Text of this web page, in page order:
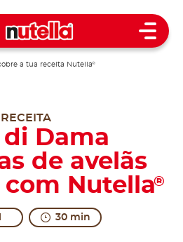
Open
a tua receita Nutella®
RECEITA
di Dama
de avelãs
com Nutella®
30 min